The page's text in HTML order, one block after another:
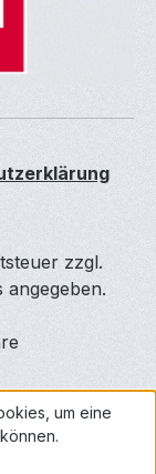
zzgl.
um eine